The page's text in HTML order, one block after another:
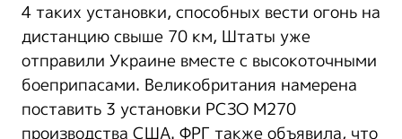
4 таких установки, способных вести огонь на
дистанцию свыше 70 км, Штаты уже
отправили Украине вместе с высокоточными
боеприпасами. Великобритания намерена
поставить 3 установки РСЗО M270
производства США. ФРГ также объявила, что